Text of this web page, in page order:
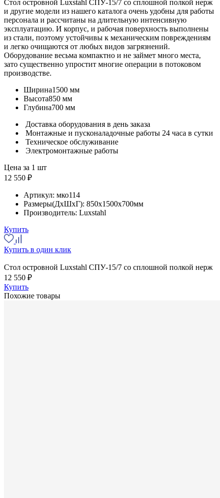
Стол островной Luxstahl СПУ-15/7 со сплошной полкой нерж
и другие модели из нашего каталога очень удобны для работы
персонала и рассчитаны на длительную интенсивную
эксплуатацию. И корпус, и рабочая поверхность выполнены
из стали, поэтому устойчивы к механическим повреждениям
и легко очищаются от любых видов загрязнений.
Оборудование весьма компактно и не займет много места,
зато существенно упростит многие операции в потоковом
производстве.
Ширина1500 мм
Высота850 мм
Глубина700 мм
Доставка оборудования в день заказа
Монтажные и пусконаладочные работы 24 часа в сутки
Техническое обслуживание
Электромонтажные работы
Цена за 1 шт
12 550 ₽
Артикул: мко114
Размеры(ДхШхГ): 850x1500x700мм
Производитель: Luxstahl
Купить
Купить в один клик
Стол островной Luxstahl СПУ-15/7 со сплошной полкой нерж
12 550 ₽
Купить
Похожие товары